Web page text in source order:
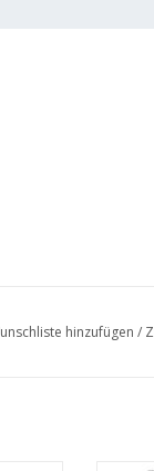
hinzufügen /